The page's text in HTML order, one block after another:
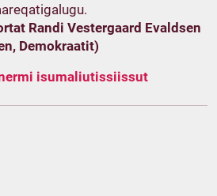
Randi Vestergaard Evaldsen
Demokraatit)
isumaliutissiissut